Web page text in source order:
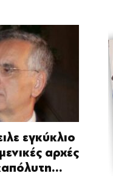
εγκύκλιο
αρχές